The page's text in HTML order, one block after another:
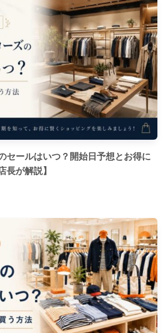
セールはいつ？開始日予想とお得に
長が解説】